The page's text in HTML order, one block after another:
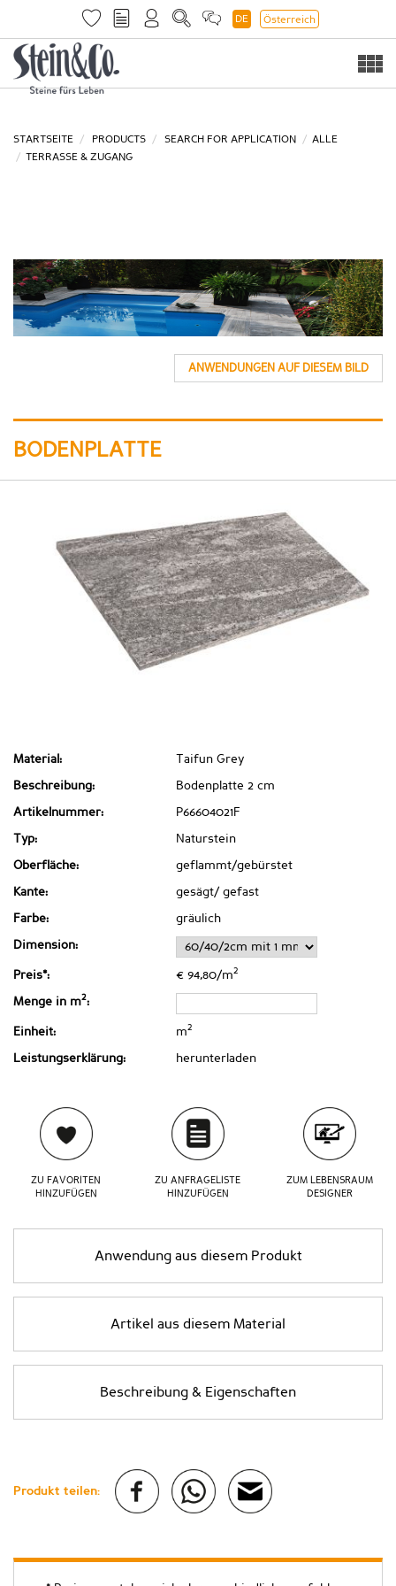
DE Österreich
STARTSEITE PRODUCTS SEARCH FOR APPLICATION
ALLE
TERRASSE & ZUGANG
ANWENDUNGEN AUF DIESEM BILD
BODENPLATTE
Material: Taifun Grey
Beschreibung: Bodenplatte 2 cm
Artikelnummer: P66604021F
Typ: Naturstein
Oberfläche: geflammt/gebürstet
Kante: gesägt/ gefast
Farbe: gräulich
Dimension:
Preis*: € 94,80/m2
Menge in m2:
Einheit: m2
Leistungserklärung: herunterladen
ZU FAVORITEN
HINZUFÜGEN
ZU ANFRAGELISTE
HINZUFÜGEN
ZUM LEBENSRAUM
DESIGNER
Anwendung aus diesem Produkt
Artikel aus diesem Material
Beschreibung & Eigenschaften
Produkt teilen: